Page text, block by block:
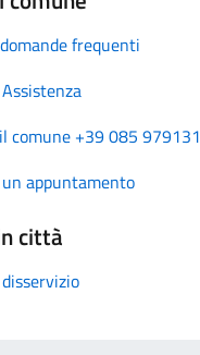
frequenti
comune +39 085 979131
appuntamento
città